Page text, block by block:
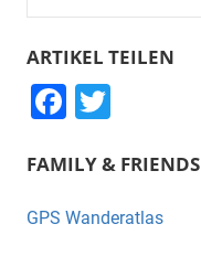
nach:
ARTIKEL TEILEN
F
c
e
tt
er
FAMILY & FRIENDS
GPS Wanderatlas